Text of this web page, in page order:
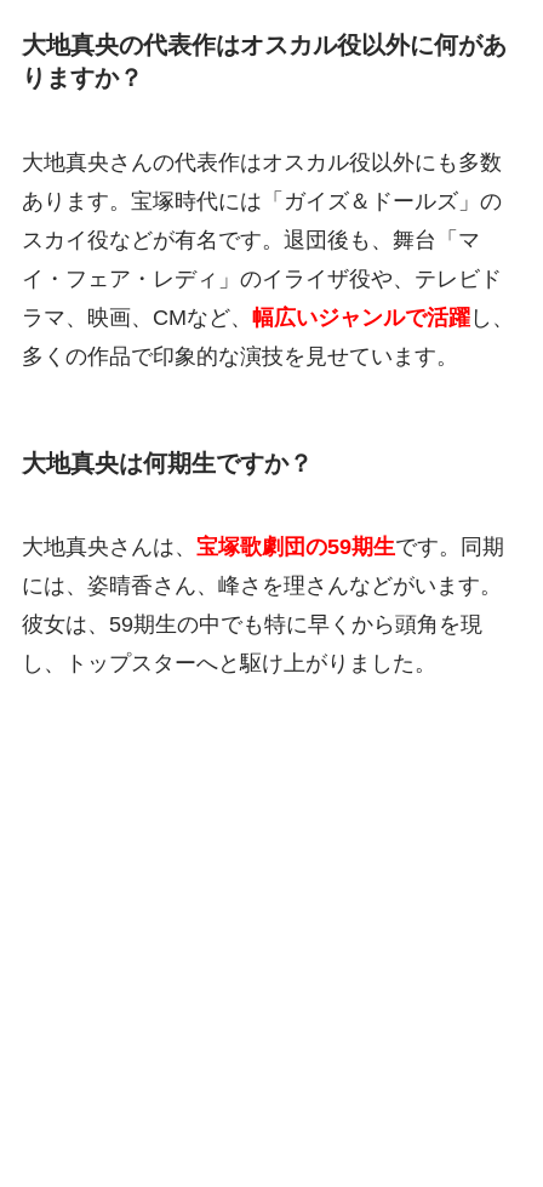
大地真央の代表作はオスカル役以外に何があ
りますか？
大地真央さんの代表作はオスカル役以外にも多数
あります。宝塚時代には「ガイズ＆ドールズ」の
スカイ役などが有名です。退団後も、舞台「マ
イ・フェア・レディ」のイライザ役や、テレビド
ラマ、映画、CMなど、 幅広いジャンルで活躍し、
多くの作品で印象的な演技を見せています。
大地真央は何期生ですか？
大地真央さんは、 宝塚歌劇団の59期生です。同期
には、姿晴香さん、峰さを理さんなどがいます。
彼女は、59期生の中でも特に早くから頭角を現
し、トップスターへと駆け上がりました。